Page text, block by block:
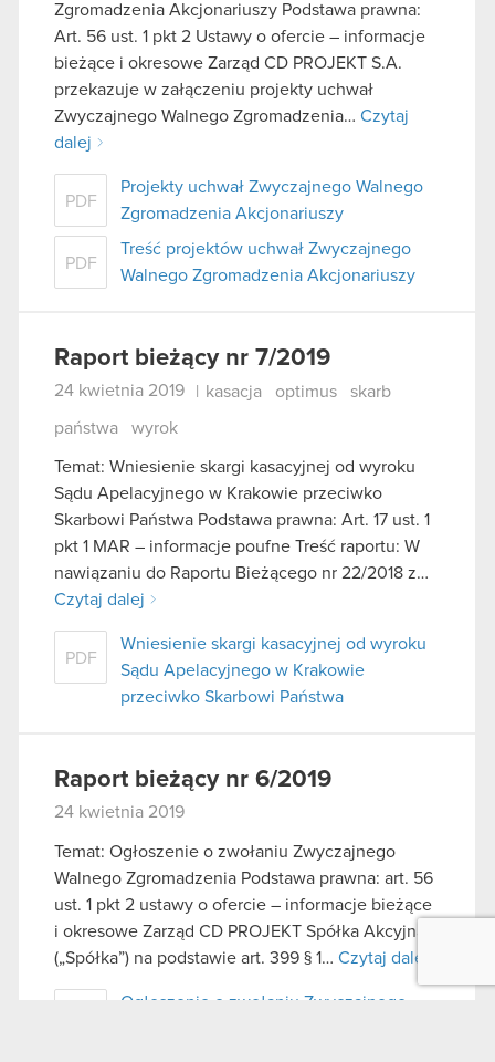
Zgromadzenia Akcjonariuszy Podstawa prawna:
Art. 56 ust. 1 pkt 2 Ustawy o ofercie – informacje
bieżące i okresowe Zarząd CD PROJEKT S.A.
przekazuje w załączeniu projekty uchwał
Zwyczajnego Walnego Zgromadzenia… Czytaj
dalej
PDF
Projekty uchwał Zwyczajnego Walnego
Zgromadzenia Akcjonariuszy
PDF
Treść projektów uchwał Zwyczajnego
Walnego Zgromadzenia Akcjonariuszy
Raport bieżący nr 7/2019
24 kwietnia 2019 kasacja optimus skarb
państwa wyrok
Temat: Wniesienie skargi kasacyjnej od wyroku
Sądu Apelacyjnego w Krakowie przeciwko
Skarbowi Państwa Podstawa prawna: Art. 17 ust. 1
pkt 1 MAR – informacje poufne Treść raportu: W
nawiązaniu do Raportu Bieżącego nr 22/2018 z…
Czytaj dalej
PDF
Wniesienie skargi kasacyjnej od wyroku
Sądu Apelacyjnego w Krakowie
przeciwko Skarbowi Państwa
Raport bieżący nr 6/2019
24 kwietnia 2019
Temat: Ogłoszenie o zwołaniu Zwyczajnego
Walnego Zgromadzenia Podstawa prawna: art. 56
ust. 1 pkt 2 ustawy o ofercie – informacje bieżące
i okresowe Zarząd CD PROJEKT Spółka Akcyjna
(„Spółka”) na podstawie art. 399 § 1… Czytaj dalej
Ogłoszenie o zwołaniu Zwyczajnego